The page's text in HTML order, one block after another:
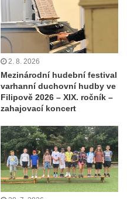
2. 8. 2026
Mezinárodní hudební festival
varhanní duchovní hudby ve
Filipově 2026 – XIX. ročník –
zahajovací koncert